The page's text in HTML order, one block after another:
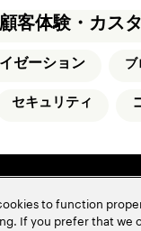
顧客体験・カス
ゼーション ブ
セキュリティ
ュアについて
to function
If you prefer that we